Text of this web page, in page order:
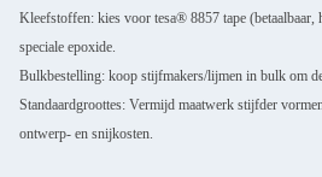
Kleefstoffen: kies voor tesa® 8857 tape (betaalbaar,
speciale epoxide.
Bulkbestelling: koop stijfmakers/lijmen in bulk om
Standaardgroottes: Vermijd maatwerk stijfder
ontwerp- en snijkosten.